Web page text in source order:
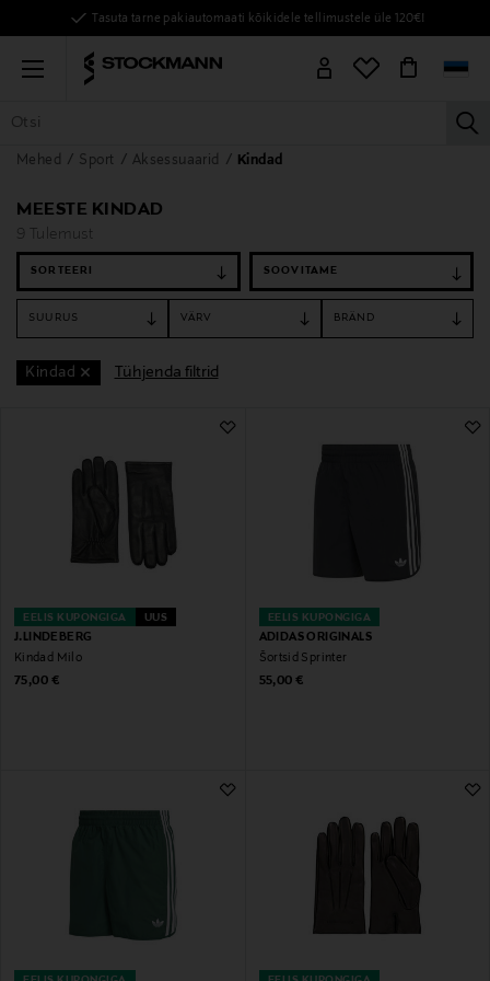
Tasuta tarne pakiautomaati kõikidele tellimustele üle 120€!
Menu
KÕIK TOOTED NAISED MEHED
Mehed Sport Aksessuaarid Kindad
MEESTE KINDAD
9 Tulemust
SORTEERI
SUURUS VÄRV BRÄND
Kindad Tühjenda filtrid
EELIS KUPONGIGA UUS
J.LINDEBERG
Kindad Milo
Original Price
75,00 €
EELIS KUPONGIGA
ADIDAS ORIGINALS
Šortsid Sprinter
Original Price
55,00 €